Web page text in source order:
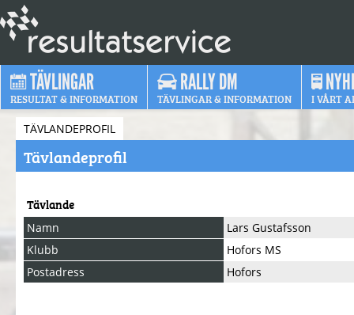
TÄVLINGAR
RESULTAT & INFORMATION
RALLY DM
TÄVLINGAR & INFORMATION I VÅRT
TÄVLANDEPROFIL
Tävlandeprofil
Tävlande
Namn
Lars Gustafsson
Klubb
Hofors MS
Postadress
Hofors